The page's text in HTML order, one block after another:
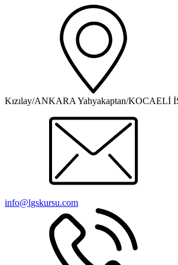
Kızılay/ANKARA Yahyakaptan/
info@lgskursu.com